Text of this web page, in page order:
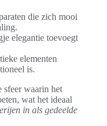
die zich mooi
elegantie toevoegt
elementen
is.
sfeer waarin het
wat het ideaal
in als gedeelde